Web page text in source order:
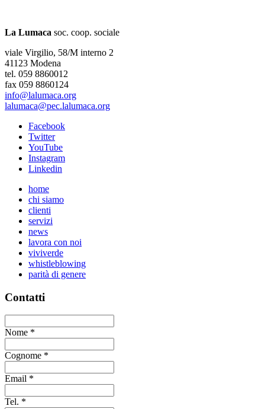
La Lumaca soc. coop. sociale
viale Virgilio, 58/M interno 2
41123 Modena
tel. 059 8860012
fax 059 8860124
info@lalumaca.org
lalumaca@pec.lalumaca.org
Facebook
Twitter
YouTube
Instagram
Linkedin
home
chi siamo
clienti
servizi
news
lavora con noi
viviverde
whistleblowing
parità di genere
Contatti
Nome *
Cognome *
Email *
Tel. *